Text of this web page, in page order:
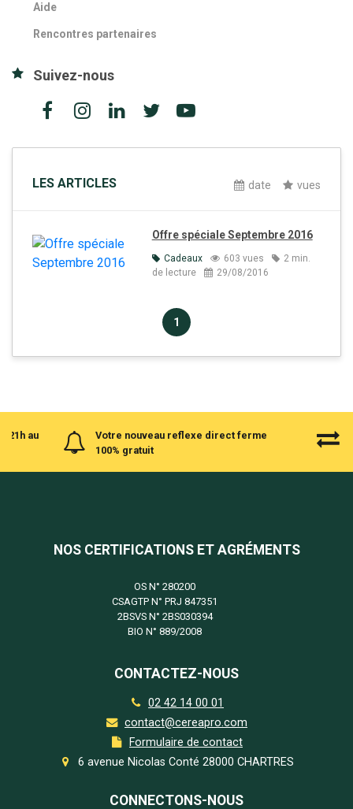
Aide
Rencontres partenaires
Suivez-nous
date vues
LES ARTICLES
Offre spéciale Septembre 2016
Cadeaux 603 vues
2 min.
de lecture
29/08/2016
1
21h au
Votre nouveau reflexe direct ferme
100% gratuit
NOS CERTIFICATIONS ET AGRÉMENTS
OS N° 280200
CSAGTP N° PRJ 847351
2BSVS N° 2BS030394
BIO N° 889/2008
CONTACTEZ-NOUS
02 42 14 00 01
contact@cereapro.com
Formulaire de contact
6 avenue Nicolas Conté 28000 CHARTRES
CONNECTONS-NOUS